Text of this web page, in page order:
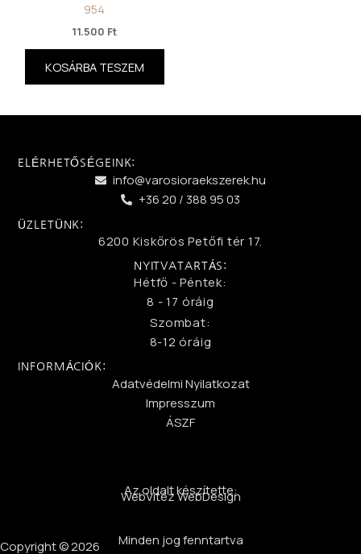
954
11.500 Ft
KOSÁRBA TESZEM
ELÉRHETŐSÉGEINK:
info@varosioraekszerek.hu
+36 20 / 388 95 03
ÜZLETÜNK:
6200 Kiskőrös Petőfi tér 17.
NYITVATARTÁS:
Hétfő - Péntek:
8 - 17 óráig
Szombat:
8-12 óráig
INFORMÁCIÓK:
Adatvédelmi Nyilatkozat
Impresszum
ÁSZF
Az oldalt készítette:
WebVitéz WebDesign
Minden jog fenntartva
Copyright © 2026